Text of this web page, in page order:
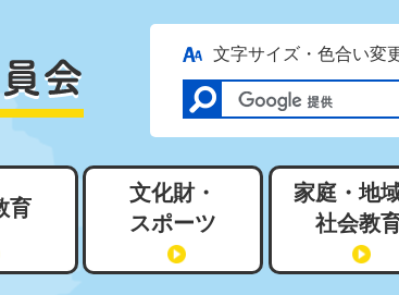
文字サイズ・色合い変
育
文化財・
スポーツ
家庭・地
社会教